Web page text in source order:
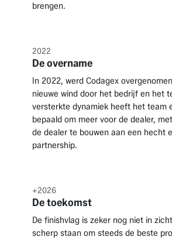
brengen.
2022
De overname
In 2022, werd Codagex
nieuwe wind door het bedrijf en het
versterkte dynamiek heeft het team
bepaald om meer voor de dealer,
de dealer te bouwen aan een hecht
partnership.
+2026
De toekomst
De finishvlag is zeker nog niet in
scherp staan om steeds de beste